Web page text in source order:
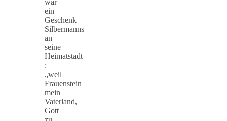
ein
Geschenk
Silbermanns
an
seine
Heimatstadt
:
„weil
Frauenstein
mein
Vaterland,
Gott